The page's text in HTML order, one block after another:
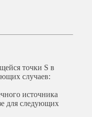
точки S в
случаев:
источника
для следующих